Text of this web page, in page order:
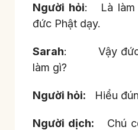
Người hỏi: Là làm
đức Phật dạy.
Sarah: Vậy đức
làm gì?
Người hỏi: Hiểu
Người dịch: Chú